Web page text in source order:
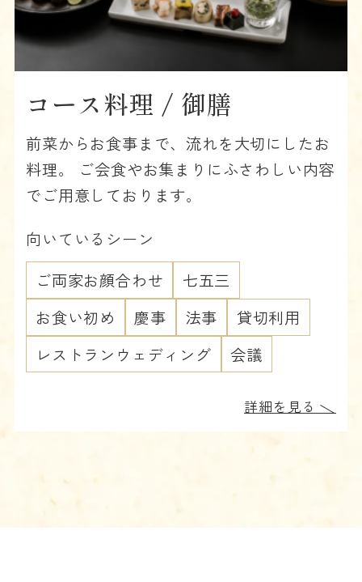
コース料理 / 御膳
前菜からお食事まで、流れを大切にしたお
料理。 ご会食やお集まりにふさわしい内容
でご用意しております。
向いているシーン
ご両家お顔合わせ
七五三
お食い初め
慶事 法事
貸切利用
レストランウェディング
会議
詳細を見る